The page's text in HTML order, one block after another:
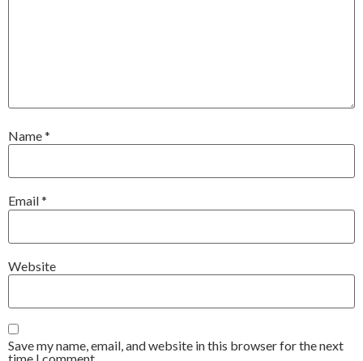
Name*
Email*
Website
Save my name, email, and website in this browser for the next